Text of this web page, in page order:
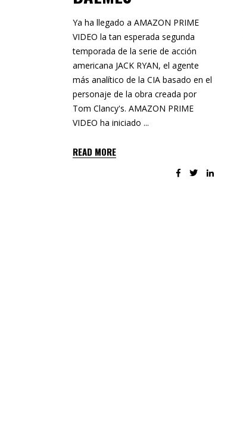
Ya ha llegado a AMAZON PRIME
VIDEO la tan esperada segunda
temporada de la serie de acción
americana JACK RYAN, el agente
más analítico de la CIA basado en el
personaje de la obra creada por
Tom Clancy's. AMAZON PRIME
VIDEO ha iniciado
READ MORE